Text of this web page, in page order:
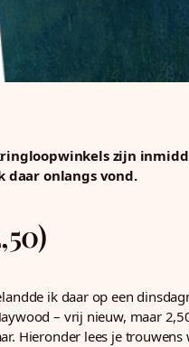
zijn
daar onlangs vond.
ik daar op een
– vrij nieuw, maar
Hieronder lees je trouwens